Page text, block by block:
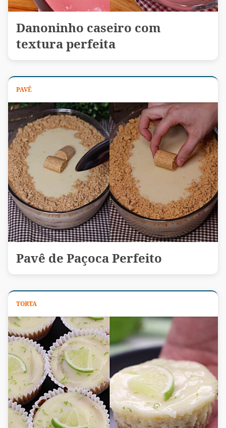
Danoninho caseiro com
textura perfeita
PAVÊ
Pavê de Paçoca Perfeito
TORTA